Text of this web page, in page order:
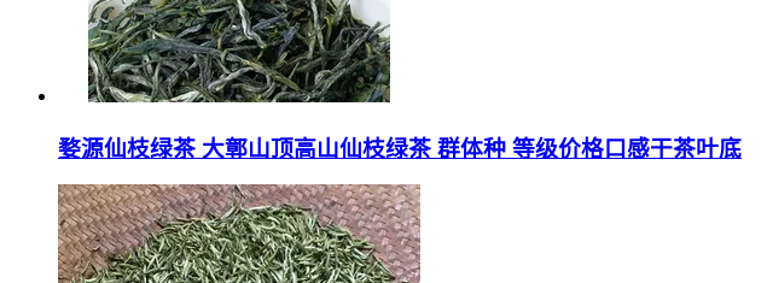
婺源仙枝绿茶 大鄣山顶高山仙枝绿茶 群体种 等级价格口感干茶叶底